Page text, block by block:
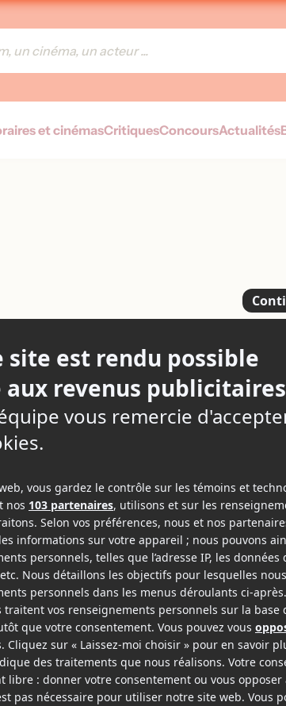
et cinémasCritiquesConcoursActualités
Lundi
10
août
Mardi
11
août